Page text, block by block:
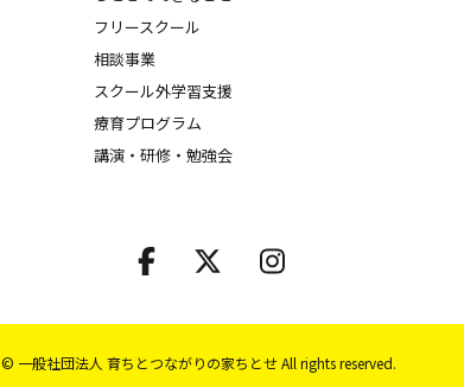
フリースクール
相談事業
スクール外学習支援
療育プログラム
講演・研修・勉強会
© 一般社団法人 育ちとつながりの家ちとせ All rights reserved.